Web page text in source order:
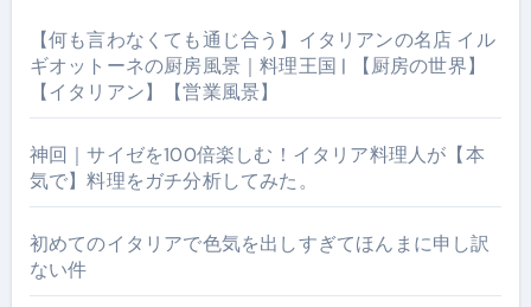
【何も言わなくても通じ合う】イタリアンの名店 イル
ギオットーネの厨房風景｜料理王国 | 【厨房の世界】
【イタリアン】【営業風景】
神回｜サイゼを100倍楽しむ！イタリア料理人が【本
気で】料理をガチ分析してみた。
初めてのイタリアで色気を出しすぎてほんまに申し訳
ない件